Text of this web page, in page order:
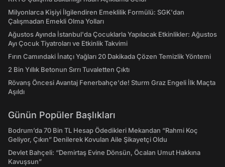
Milyonlarca Kişiyi İlgilendiren Emeklilik Formülü: SGK'dan
Çalışmadan Emekli Olma Yolları
Ağustos Ayında İstanbul'da Çocuklarla Yapılacak Etkinlikler: Ağustos
Ayı Çocuk Tiyatroları ve Etkinlik Takvimi
Fırın Camındaki İnatçı Yağları 20 Dakikada Çözen Temizlik Yöntemi
2 Bin Yıllık Betonun Sırrı Tuvaletten Çıktı
Rövanş Öncesi Avantaj Fenerbahçe'de! Sturm Graz Engeli İlk Maçta
Aşıldı
Günün Popüler Başlıkları
Bodrum’da 70 Bin TL Hesap Ödedikleri Mekandan “Rahmi Koç
Geliyor, Çıkın” Denilerek Kovulan Aile Şikayetçi Oldu
Devlet Bahçeli: “Demirtaş Evine Dönsün, Öcalan Umut Hakkına
Kavuşsun”